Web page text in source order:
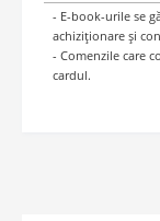
- E-book-urile se
achiziționare și
- Comenzile care
cardul.